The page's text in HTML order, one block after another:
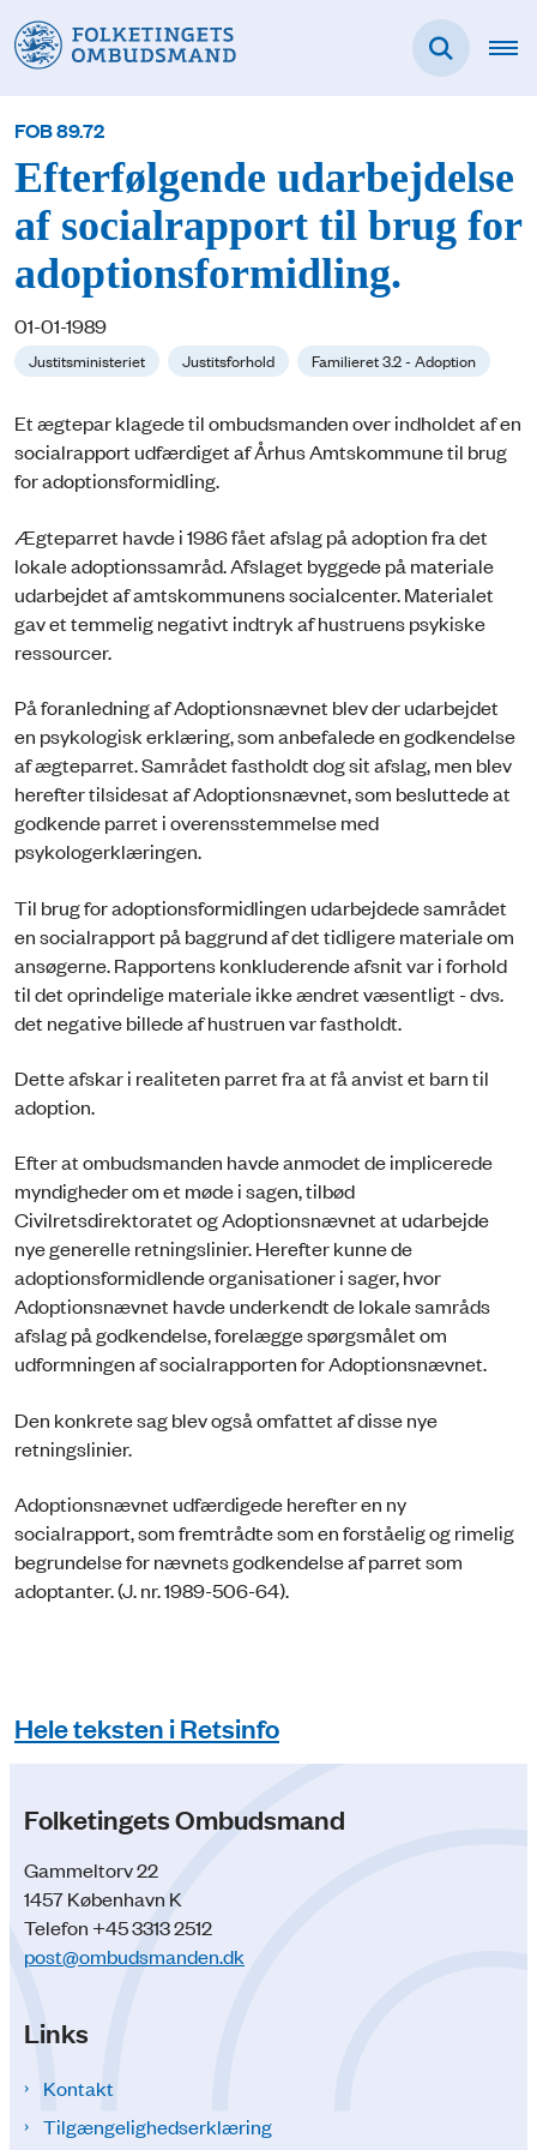
FOB 89.72
Efterfølgende udarbejdelse
af socialrapport til brug for
adoptionsformidling.
01-01-1989
Justitsministeriet Justitsforhold Familieret 3.2 - Adoption
Et ægtepar klagede til ombudsmanden over indholdet af en
socialrapport udfærdiget af Århus Amtskommune til brug
for adoptionsformidling.
Ægteparret havde i 1986 fået afslag på adoption fra det
lokale adoptionssamråd. Afslaget byggede på materiale
udarbejdet af amtskommunens socialcenter. Materialet
gav et temmelig negativt indtryk af hustruens psykiske
ressourcer.
På foranledning af Adoptionsnævnet blev der udarbejdet
en psykologisk erklæring, som anbefalede en godkendelse
af ægteparret. Samrådet fastholdt dog sit afslag, men blev
herefter tilsidesat af Adoptionsnævnet, som besluttede at
godkende parret i overensstemmelse med
psykologerklæringen.
Til brug for adoptionsformidlingen udarbejdede samrådet
en socialrapport på baggrund af det tidligere materiale om
ansøgerne. Rapportens konkluderende afsnit var i forhold
til det oprindelige materiale ikke ændret væsentligt - dvs.
det negative billede af hustruen var fastholdt.
Dette afskar i realiteten parret fra at få anvist et barn til
adoption.
Efter at ombudsmanden havde anmodet de implicerede
myndigheder om et møde i sagen, tilbød
Civilretsdirektoratet og Adoptionsnævnet at udarbejde
nye generelle retningslinier. Herefter kunne de
adoptionsformidlende organisationer i sager, hvor
Adoptionsnævnet havde underkendt de lokale samråds
afslag på godkendelse, forelægge spørgsmålet om
udformningen af socialrapporten for Adoptionsnævnet.
Den konkrete sag blev også omfattet af disse nye
retningslinier.
Adoptionsnævnet udfærdigede herefter en ny
socialrapport, som fremtrådte som en forståelig og rimelig
begrundelse for nævnets godkendelse af parret som
adoptanter. (J. nr. 1989-506-64).
Hele teksten i Retsinfo
Folketingets Ombudsmand
Gammeltorv 22
1457 København K
Telefon +45 3313 2512
post@ombudsmanden.dk
Links
Kontakt
Tilgængelighedserklæring